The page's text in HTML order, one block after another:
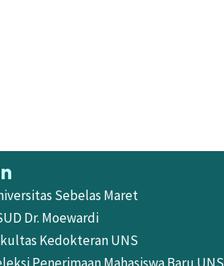
Sebelas Maret
Dr. Moewardi
Kedokteran UNS